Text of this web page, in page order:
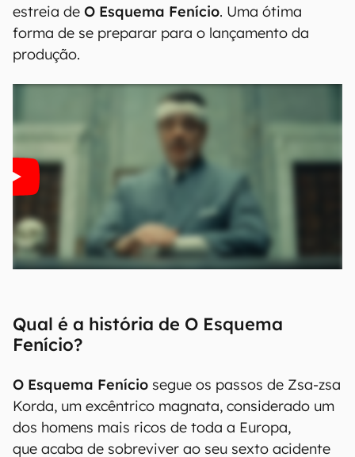
estreia de O Esquema Fenício. Uma ótima
forma de se preparar para o lançamento da
produção.
Qual é a história de O Esquema
Fenício?
O Esquema Fenício segue os passos de Zsa-zsa
Korda, um excêntrico magnata, considerado um
dos homens mais ricos de toda a Europa,
que acaba de sobreviver ao seu sexto acidente